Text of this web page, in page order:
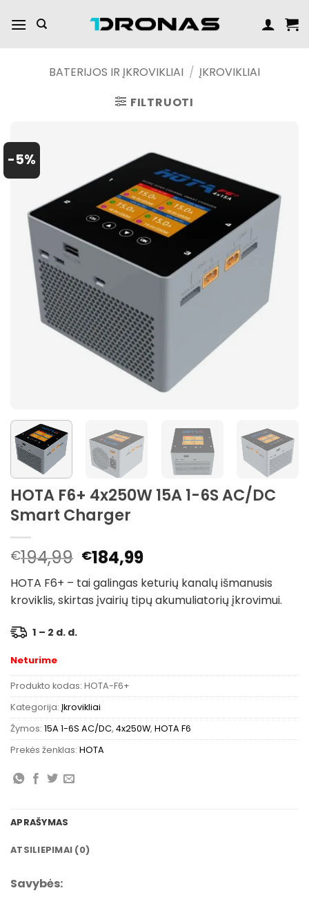
turinį
BATERIJOS IR ĮKROVIKLIAI / ĮKROVIKLIAI
FILTRUOTI
-5%
HOTA F6+ 4x250W 15A 1-6S AC/DC
Smart Charger
€194,99 Pradinė
kaina
buvo:
€194,99.
€184,99Dabartinė
kaina
yra:
€184,99.
HOTA F6+ – tai galingas keturių kanalų išmanusis
kroviklis, skirtas įvairių tipų akumuliatorių įkrovimui.
1 – 2 d. d.
Neturime
Produkto kodas: HOTA-F6+
Kategorija: Įkrovikliai
Žymos: 15A 1-6S AC/DC, 4x250W, HOTA F6
Prekės ženklas: HOTA
APRAŠYMAS
ATSILIEPIMAI (0)
Savybės: